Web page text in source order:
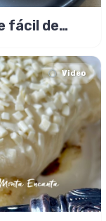
Video